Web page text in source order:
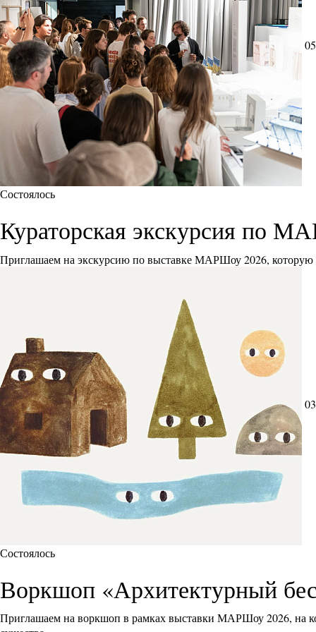
Состоялось
Кураторская экскурсия по
Приглашаем на экскурсию по выставке МАРШоу 2026, которую
Состоялось
Воркшоп «Архитектурный
Приглашаем на воркшоп в рамках выставки МАРШоу 2026, на